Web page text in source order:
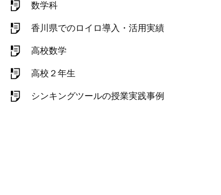
数学科
香川県でのロイロ導入・活用実績
高校数学
高校２年生
シンキングツールの授業実践事例